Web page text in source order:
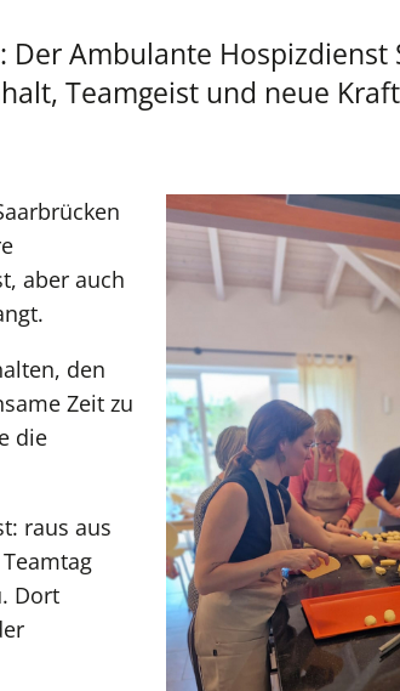
Ambulante
Teamgeist und neue
aber auch
den
Zeit zu
die
raus aus
Dort